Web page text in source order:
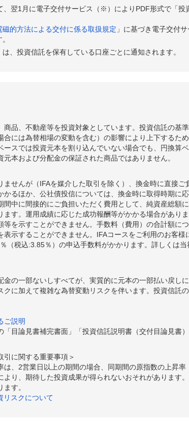
、翌1月に電子交付サービス（※）によりPDF形式で「投
的方法による交付に係る取扱規定 」に基づき電子交付
、投資信託を保有している口座ごとに通知されます。
品、不動産等を投資対象としています。投資信託の基
には為替相場の変動を含む）の影響により上下するた
スでは投資元本を割り込んでいない場合でも、円換算
本および分配金の保証された商品ではありません。
せんが（IFAを媒介した取引を除く）、換金時に直接
るほか、公社債投信については、換金時に取得時期に
中に間接的にご負担いただく費用として、純資産総額
す。運用成績に応じた成功報酬等がかかる場合があり
を示すことができません。手数料（費用）の合計額に
示することができません。IFAコースをご利用のお客
（税込:3.85％）の申込手数料がかかります。詳しくは
の一部ないしすべてが、実質的に元本の一部払い戻し
に加えて複雑な為替変動リスクを伴います。投資信託
ご説明
目論見書補完書面」「投資信託説明書（交付目論見書
引に関する重要事項＞
は、2営業日以上の期間の場合、同期間の原指数の上昇
り、期待した投資成果が得られないおそれがあります
す。
リスクについて